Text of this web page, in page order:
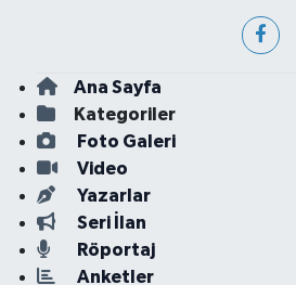
Ana Sayfa
Kategoriler
Foto Galeri
Video
Yazarlar
Seri İlan
Röportaj
Anketler